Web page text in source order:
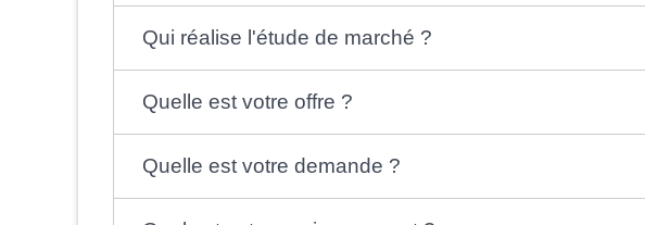
Qui réalise l'étude de marché ?
Quelle est votre offre ?
Quelle est votre demande ?